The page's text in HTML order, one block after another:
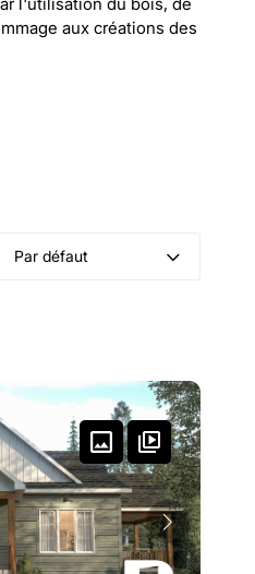
aux créations des
Par défaut